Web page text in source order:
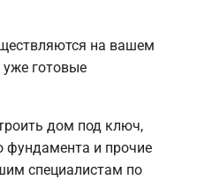
на вашем
готовые
дом под ключ,
фундамента и прочие
специалистам по